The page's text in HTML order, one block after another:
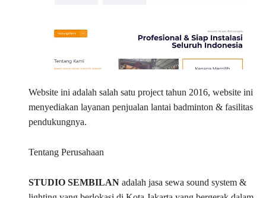
Website ini adalah salah satu project tahun 2016, website ini
menyediakan layanan penjualan lantai badminton & fasilitas
pendukungnya.
Tentang Perusahaan
STUDIO SEMBILANadalah jasa sewa sound system &